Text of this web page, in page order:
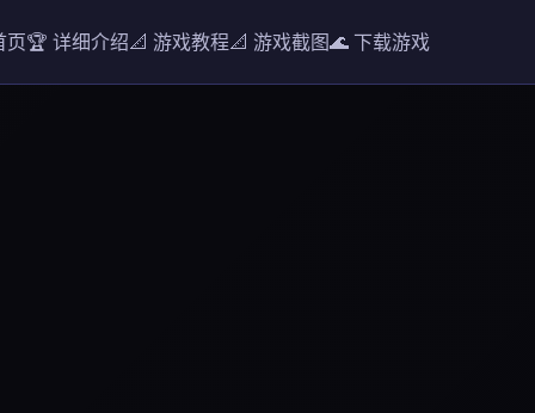
页🏆 详细介绍📐 游戏教程📐 游戏截图🌊 下载游戏